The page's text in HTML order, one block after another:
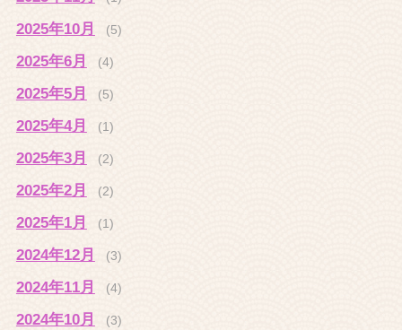
2025年10月 (5)
2025年6月 (4)
2025年5月 (5)
2025年4月 (1)
2025年3月 (2)
2025年2月 (2)
2025年1月 (1)
2024年12月 (3)
2024年11月 (4)
2024年10月 (3)